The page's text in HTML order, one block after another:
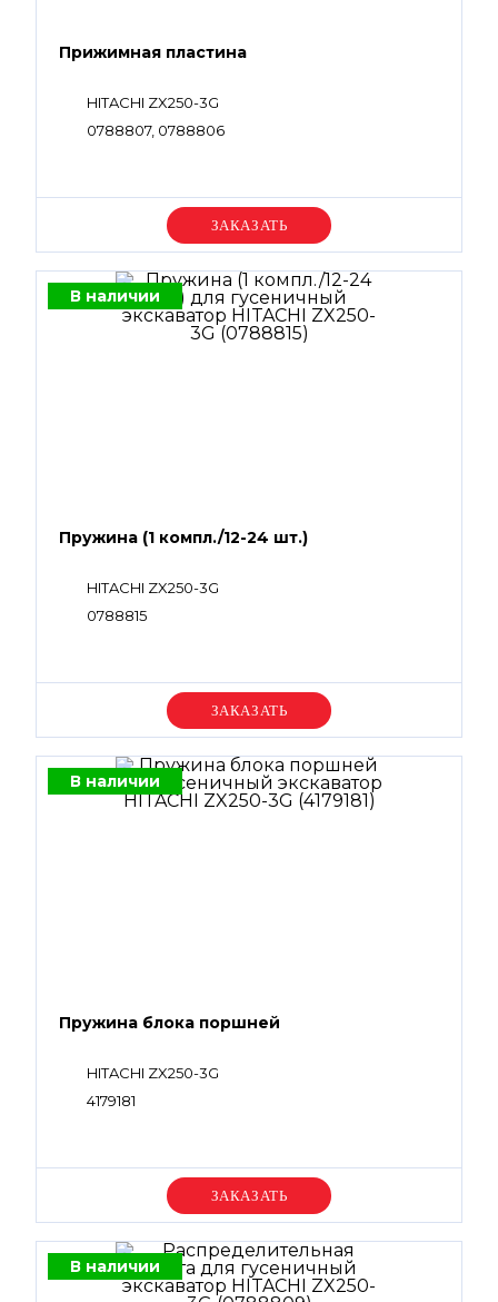
Прижимная пластина
HITACHI ZX250-3G
0788807, 0788806
Уточняйте цену
В наличии
Пружина (1 компл./12-24 шт.)
HITACHI ZX250-3G
0788815
Уточняйте цену
В наличии
Пружина блока поршней
HITACHI ZX250-3G
4179181
Уточняйте цену
В наличии